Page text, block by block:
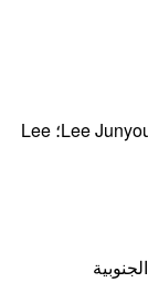
المعروف أيضًا باسم: Lee Jun Young؛ Lee Junyoung؛ Lee